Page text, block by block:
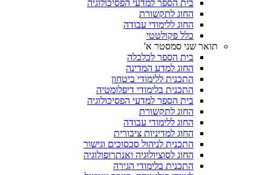
בית הספר למדעי הפסיכולוגיה
החוג לתקשורת
החוג ללימודי עבודה
כלל פקולטטי
תואר שני סמסטר א'
בית הספר לכלכלה
החוג למדע המדינה
התכנית ללימודי ביטחון
התכנית בלימודי דיפלומטיה
בית הספר למדעי הפסיכולוגיה
החוג לתקשורת
החוג ללימודי עבודה
החוג למדיניות ציבורית
התכנית לניהול סכסוכים וגישור
החוג לסוציולוגיה ואנתרופולוגיה
התכנית בלימודי הגירה